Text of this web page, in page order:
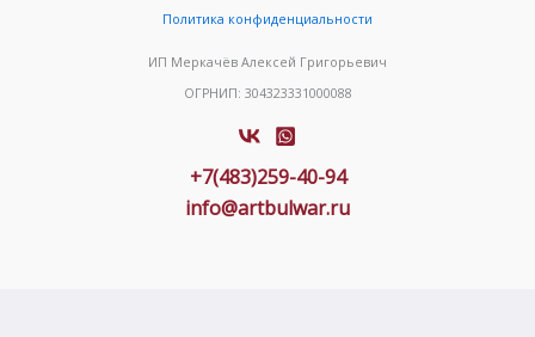
Политика конфиденциальности
ИП Меркачёв Алексей Григорьевич
ОГРНИП: 304323331000088
+7(483)259-40-94
info@artbulwar.ru